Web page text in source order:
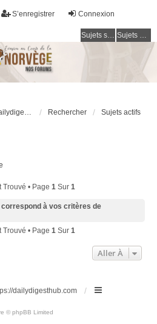
Connexion
S’enregistrer
Sujets sans réponse Sujets actifs
https://dailydigesthub.com Rechercher Sujets actifs
Trouvé • Page 1Sur 1
à vos critères de
Trouvé • Page 1Sur 1
Aller À
dailydigesthub.com
© phpBB Limited